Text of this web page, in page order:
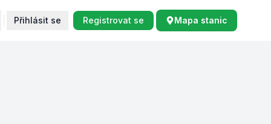
Přihlásit se Registrovat se Mapa stanic